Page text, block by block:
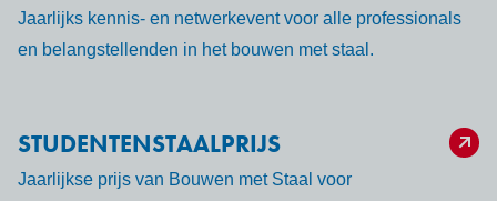
Jaarlijks kennis- en netwerkevent voor alle professionals
en belangstellenden in het bouwen met staal.
STUDENTENSTAALPRIJS
Jaarlijkse prijs van Bouwen met Staal voor